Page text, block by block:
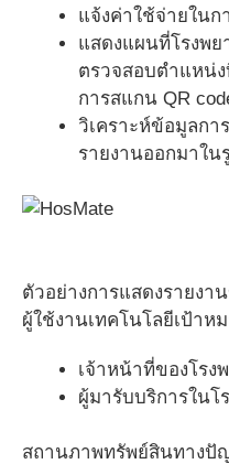
แจ้งค่าใช้จ่ายในก
แสดงแผนที่โรงพ
ตรวจสอบตำแหน่
การสแกน QR
วิเคราะห์ข้อมูลกา
รายงานออกมาใน
ตัวอย่างการแสดงรายงา
ผู้ใช้งานเทคโนโลยีเป้าห
เจ้าหน้าที่ของโรง
ผู้มารับบริการในโ
สถานภาพทรัพย์สินทางปั